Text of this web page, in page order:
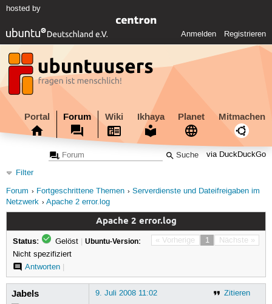
hosted by
Anmelden Registrieren
Portal Forum Wiki Ikhaya Planet Mitmachen
via DuckDuckGo
Filter
Forum
Fortgeschrittene Themen
Serverdienste und Dateifreigaben im
Netzwerk
Apache 2 error.log
Apache 2 error.log
« Vorherige 1 Nächste »
Status: Gelöst | Ubuntu-Version:
Nicht spezifiziert
Antworten|
Jabels Zitieren
9. Juli 2008 11:02